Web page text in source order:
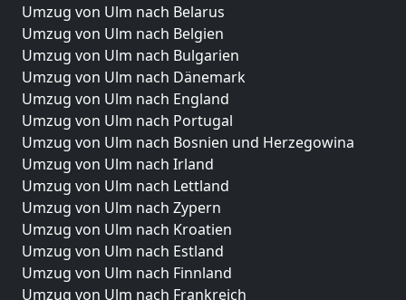
Umzug von Ulm nach Belarus
Umzug von Ulm nach Belgien
Umzug von Ulm nach Bulgarien
Umzug von Ulm nach Dänemark
Umzug von Ulm nach England
Umzug von Ulm nach Portugal
Umzug von Ulm nach Bosnien und Herzegowina
Umzug von Ulm nach Irland
Umzug von Ulm nach Lettland
Umzug von Ulm nach Zypern
Umzug von Ulm nach Kroatien
Umzug von Ulm nach Estland
Umzug von Ulm nach Finnland
Umzug von Ulm nach Frankreich